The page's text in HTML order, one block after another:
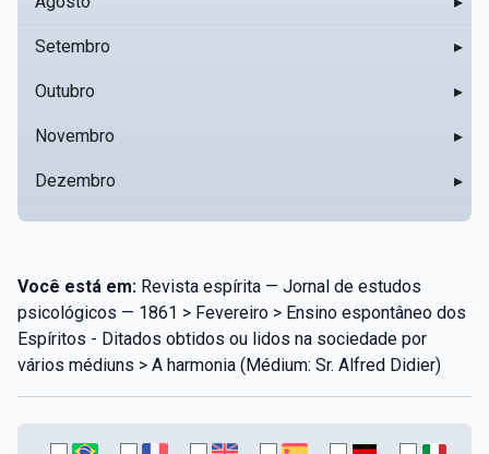
Setembro ▸
Outubro ▸
Novembro ▸
Dezembro ▸
Você está em: Revista espírita — Jornal de estudos
psicológicos — 1861 > Fevereiro > Ensino espontâneo dos
Espíritos - Ditados obtidos ou lidos na sociedade por
vários médiuns > A harmonia (Médium: Sr. Alfred Didier)